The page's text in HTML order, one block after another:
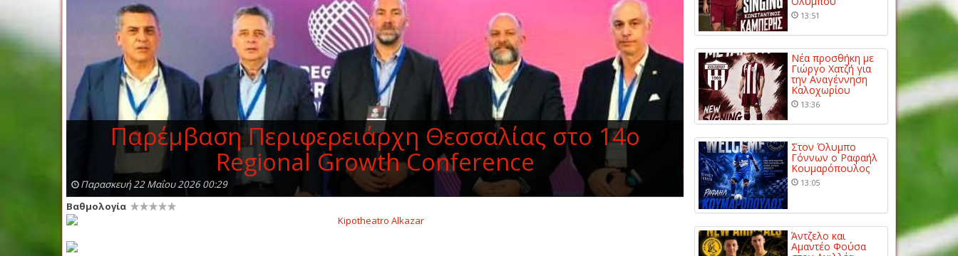
Παρέμβαση Περιφερειάρχη Θεσσαλίας στο 14ο
Regional Growth Conference
Παρασκευή 22 Μαΐου 2026 00:29
Βαθμολογία
13:51
Νέα προσθήκη με
Γιώργο Χατζή για
την Αναγέννηση
Καλοχωρίου
13:36
Στον Όλυμπο
Γόννων ο Ραφαήλ
Κουμαρόπουλος
13:05
Άντζελο και
Αμαντέο Φούσα